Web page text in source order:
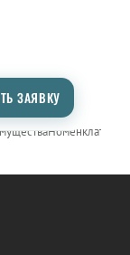
ЗАЯВКУ
Номенклатура